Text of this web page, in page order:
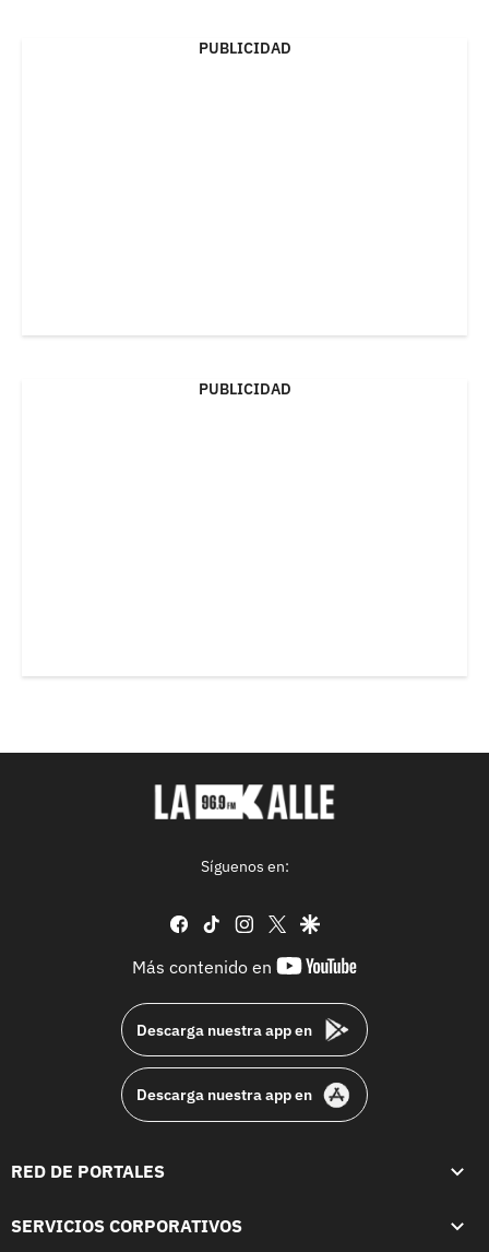
PUBLICIDAD
PUBLICIDAD
Síguenos en:
facebook
tiktok instagram
twittergoogle
Más contenido en
youtube-
Descarga nuestra app en
Descarga nuestra app en
RED DE PORTALES
SERVICIOS CORPORATIVOS